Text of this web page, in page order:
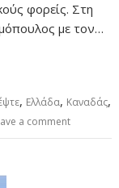
φορείς. Στη
με τον…
, Ελλάδα, Καναδάς,
a comment